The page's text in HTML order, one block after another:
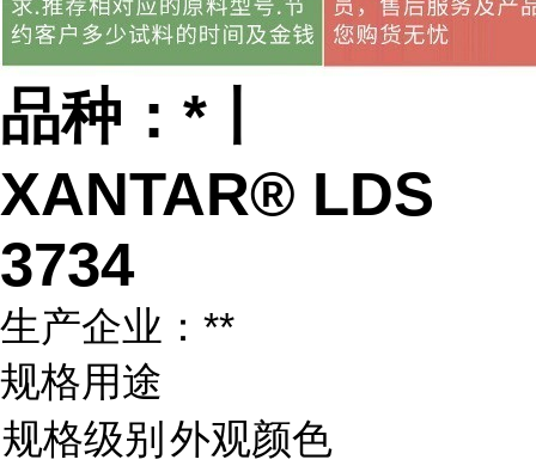
品种：*丨
XANTAR® LDS
3734
生产企业：**
规格用途
规格级别 外观颜色